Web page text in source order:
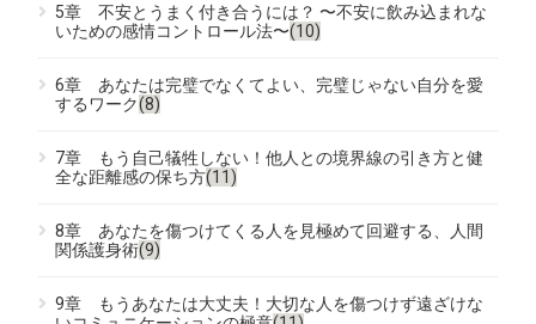
5章 不安とうまく付き合うには？ 〜不安に飲み込まれな
いための感情コントロール法〜(10)
6章 あなたは完璧でなくてよい、完璧じゃない自分を愛
するワーク(8)
7章 もう自己犠牲しない！他人との境界線の引き方と健
全な距離感の保ち方(11)
8章 あなたを傷つけてくる人を見極めて回避する、人間
関係護身術(9)
9章 もうあなたは大丈夫！大切な人を傷つけず遠ざけな